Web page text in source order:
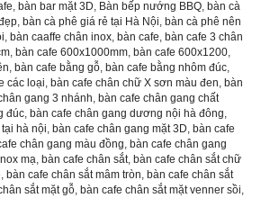
, bàn bar mặt 3D, Bàn bếp nướng BBQ, bàn cà
, bàn cà phê giá rẻ tại Hà Nội, bàn cà phê nên
, bàn caaffe chân inox, bàn cafe, bàn cafe 3 chân
, bàn cafe 600x1000mm, bàn cafe 600x1200,
, bàn cafe bằng gỗ, bàn cafe bằng nhôm đúc,
các loại, bàn cafe chân chữ X sơn màu đen, bàn
gang 3 nhánh, bàn cafe chân gang chất
đúc, bàn cafe chân gang dương nội hà đông,
hà nội, bàn cafe chân gang mặt 3D, bàn cafe
chân gang màu đồng, bàn cafe chân gang
mạ, bàn cafe chân sắt, bàn cafe chân sắt chữ
, bàn cafe chân sắt mâm tròn, bàn cafe chân sắt
sắt mặt gỗ, bàn cafe chân sắt mặt venner sồi,